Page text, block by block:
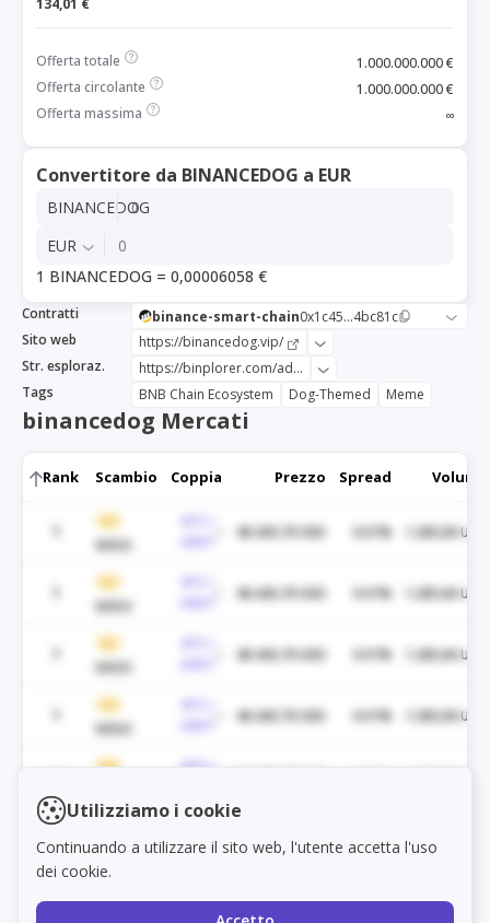
Utilizziamo i cookie
Continuando a utilizzare il sito web, l'utente accetta l'uso
dei cookie.
134,01 €
Offerta totale
1.000.000.000 €
Offerta circolante
1.000.000.000 €
Offerta massima
∞
Convertitore da BINANCEDOG a EUR
BINANCEDOG
EUR
1 BINANCEDOG = 0,00006058 €
Contratti binance-smart-chain0x1c45...4bc81c
Sito web
https://binancedog.vip/
Str. esploraz.
https://binplorer.com/address/0x1c45366641014069114c78962bdc371f534bc81c
Tags
BNB Chain Ecosystem Dog-Themed Meme
binancedog Mercati
Rank Scambio Coppia Prezzo Spread Volume
WEEX
48.430,70 USD 0.01% 1.285,06 USD
WEEX
48.430,70 USD 0.01% 1.285,06 USD
WEEX
48.430,70 USD 0.01% 1.285,06 USD
WEEX
48.430,70 USD 0.01% 1.285,06 USD
BTC /
WEEX
USDT
48.430,70 USD 0.01% 1.285,06 USD
1 48.430,70 USD 0.01% 1.285,06 USD